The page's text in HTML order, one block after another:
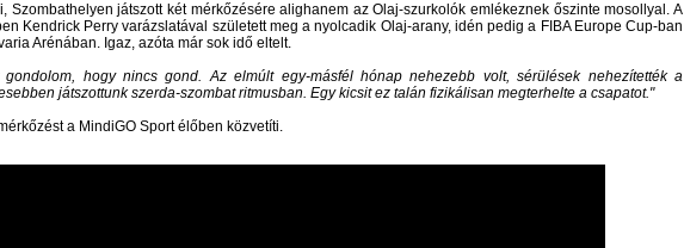
Szombathelyen játszott két mérkőzésére alighanem az Olaj-szurkolók emlékeznek őszinte mosollyal. A
Kendrick Perry varázslatával született meg a nyolcadik Olaj-arany, idén pedig a FIBA Europe Cup-ban
Arénában. Igaz, azóta már sok idő eltelt.
gondolom, hogy nincs gond. Az elmúlt egy-másfél hónap nehezebb volt, sérülések nehezítették a
játszottunk szerda-szombat ritmusban. Egy kicsit ez talán fizikálisan megterhelte a csapatot.
a MindiGO Sport élőben közvetíti.